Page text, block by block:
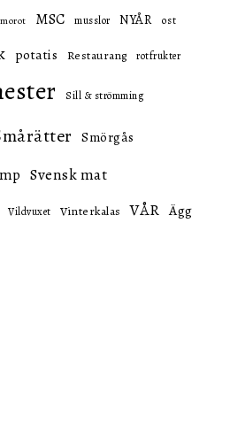
morot MSC musslor NYÅR ost
potatis Restaurang rotfrukter
Sill & strömming
Smörgås
Svensk mat
Vildvuxet Vinterkalas VÅR Ägg